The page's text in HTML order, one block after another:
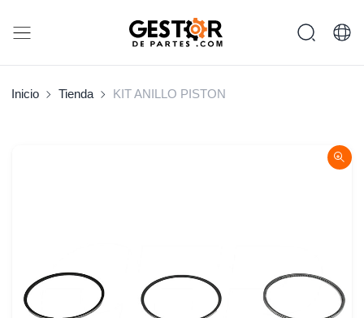
Inicio Tienda KIT ANILLO PISTON